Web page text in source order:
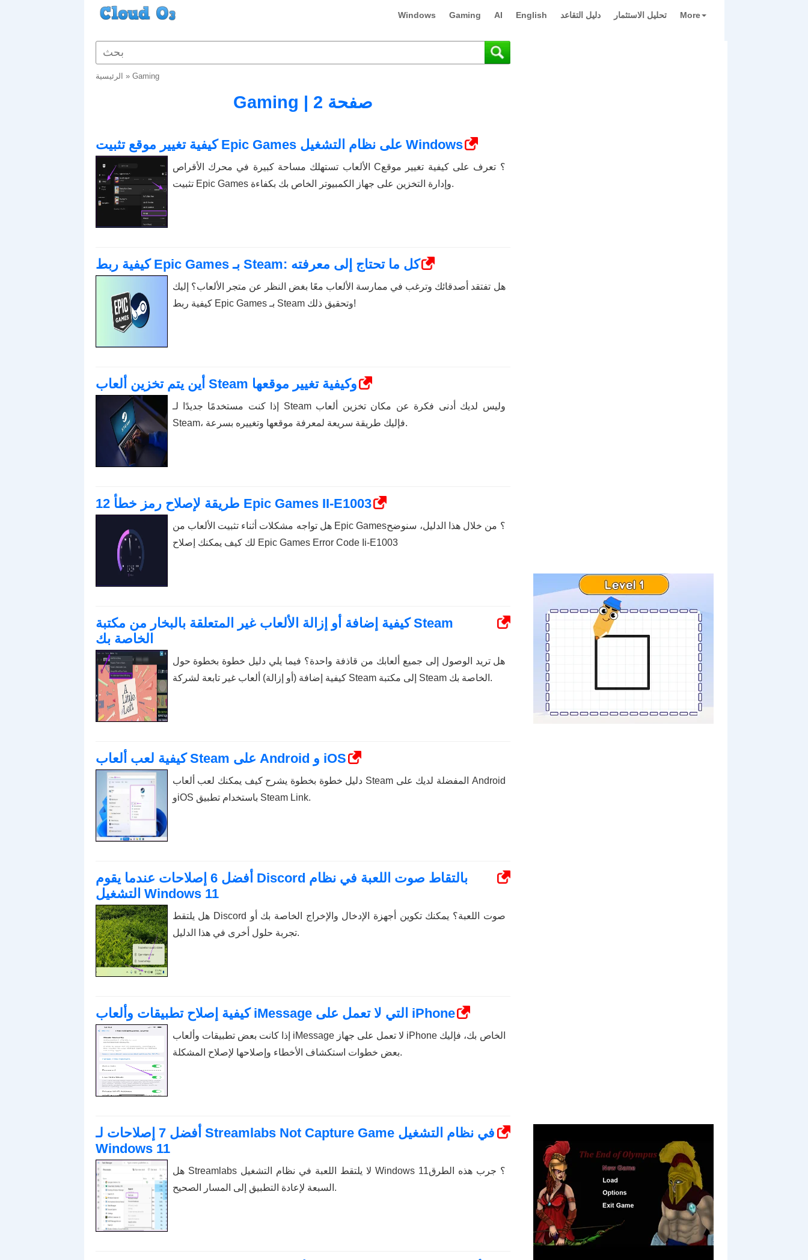
Windows Gaming AI English دليل التقاعد تحليل الاستثمار More
الرئيسية » Gaming
Gaming | صفحة 2
كيفية تغيير موقع تثبيت Epic Games على نظام التشغيل Windows
الألعاب تستهلك مساحة كبيرة في محرك الأقراص C؟ تعرف على كيفية تغيير موقع
تثبيت Epic Games وإدارة التخزين على جهاز الكمبيوتر الخاص بك بكفاءة.
كيفية ربط Epic Games بـ Steam: كل ما تحتاج إلى معرفته
هل تفتقد أصدقائك وترغب في ممارسة الألعاب معًا بغض النظر عن متجر الألعاب؟ إليك
كيفية ربط Epic Games بـ Steam وتحقيق ذلك!
أين يتم تخزين ألعاب Steam وكيفية تغيير موقعها
إذا كنت مستخدمًا جديدًا لـ Steam وليس لديك أدنى فكرة عن مكان تخزين ألعاب
Steam، فإليك طريقة سريعة لمعرفة موقعها وتغييره بسرعة.
12 طريقة لإصلاح رمز خطأ Epic Games II-E1003
هل تواجه مشكلات أثناء تثبيت الألعاب من Epic Games؟ من خلال هذا الدليل، سنوضح
لك كيف يمكنك إصلاح Epic Games Error Code Ii-E1003
كيفية إضافة أو إزالة الألعاب غير المتعلقة بالبخار من مكتبة Steam
الخاصة بك
هل تريد الوصول إلى جميع ألعابك من قاذفة واحدة؟ فيما يلي دليل خطوة بخطوة حول
كيفية إضافة (أو إزالة) ألعاب غير تابعة لشركة Steam إلى مكتبة Steam الخاصة بك.
كيفية لعب ألعاب Steam على Android و iOS
دليل خطوة بخطوة يشرح كيف يمكنك لعب ألعاب Steam المفضلة لديك على Android
وiOS باستخدام تطبيق Steam Link.
أفضل 6 إصلاحات عندما يقوم Discord بالتقاط صوت اللعبة في نظام
التشغيل Windows 11
هل يلتقط Discord صوت اللعبة؟ يمكنك تكوين أجهزة الإدخال والإخراج الخاصة بك أو
تجربة حلول أخرى في هذا الدليل.
كيفية إصلاح تطبيقات وألعاب iMessage التي لا تعمل على iPhone
إذا كانت بعض تطبيقات وألعاب iMessage لا تعمل على جهاز iPhone الخاص بك، فإليك
بعض خطوات استكشاف الأخطاء وإصلاحها لإصلاح المشكلة.
أفضل 7 إصلاحات لـ Streamlabs Not Capture Game في نظام التشغيل
Windows 11
هل Streamlabs لا يلتقط اللعبة في نظام التشغيل Windows 11؟ جرب هذه الطرق
السبعة لإعادة التطبيق إلى المسار الصحيح.